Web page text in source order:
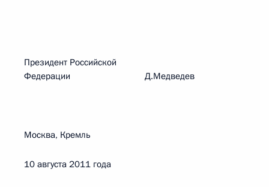
Президент Российской
Федерации Д.Медведев
Москва, Кремль
10 августа 2011 года